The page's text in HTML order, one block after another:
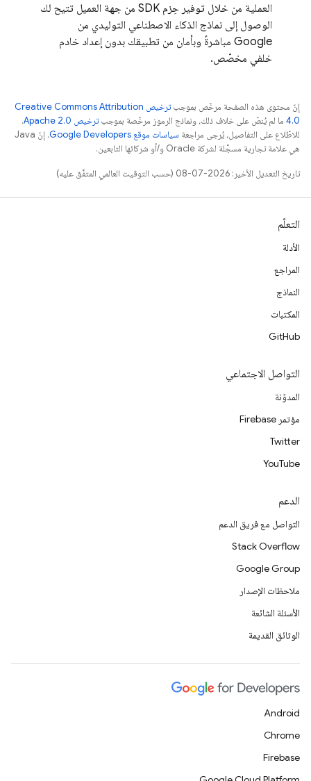
العملية من خلال توفير حِزم SDK من جهة العميل تتيح لك
الوصول إلى نماذج الذكاء الاصطناعي التوليدي من
Google مباشرةً وبأمان من تطبيقك بدون إعداد خادم
خلفي مخصّص.
إنّ محتوى هذه الصفحة مرخّص بموجب
ترخيص Creative Commons Attribution
4.0‏ ما لم يُنصّ على خلاف ذلك، ونماذج الرموز مرخّصة بموجبترخيص Apache 2.0‏
.
للاطّلاع على التفاصيل، يُرجى مراجعة سياسات موقع Google Developers‏
. إنّ Java
هي علامة تجارية مسجَّلة لشركة Oracle و/أو شركائها التابعين.
تاريخ التعديل الأخير: 2026-07-08 (حسب التوقيت العالمي المتفَّق عليه)
التعلّم
الأدلة
المراجع
النماذج
المكتبات
GitHub
التواصل الاجتماعي
المدوّنة
مؤتمر Firebase
Twitter
YouTube
الدعم
التواصل مع فريق الدعم
Stack Overflow
Google Group
ملاحظات الإصدار
الأسئلة الشائعة
الوثائق القديمة
Android
Chrome
Firebase